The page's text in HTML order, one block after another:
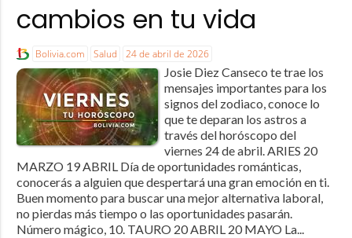
cambios en tu vida
Bolivia.com Salud 24 de abril de 2026
Josie Diez Canseco te trae los
mensajes importantes para los
signos del zodiaco, conoce lo
que te deparan los astros a
través del horóscopo del
viernes 24 de abril. ARIES 20
MARZO 19 ABRIL Día de oportunidades románticas,
conocerás a alguien que despertará una gran emoción en ti.
Buen momento para buscar una mejor alternativa laboral,
no pierdas más tiempo o las oportunidades pasarán.
Número mágico, 10. TAURO 20 ABRIL 20 MAYO La...